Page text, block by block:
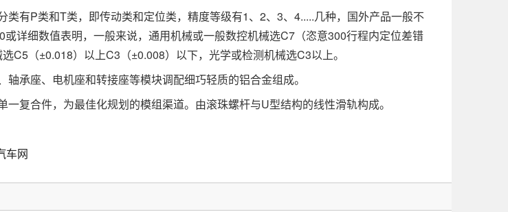
有P类和T类，即传动类和定位类，精度等级有1、2、3、4.....几种，国外产品一般不
详细数值表明，一般来说，通用机械或一般数控机械选C7（恣意300行程内定位差错
C5（±0.018）以上C3（±0.008）以下，光学或检测机械选C3以上。
承座、电机座和转接座等模块调配细巧轻质的铝合金组成。
复合件，为最佳化规划的模组渠道。由滚珠螺杆与U型结构的线性滑轨构成。
车网